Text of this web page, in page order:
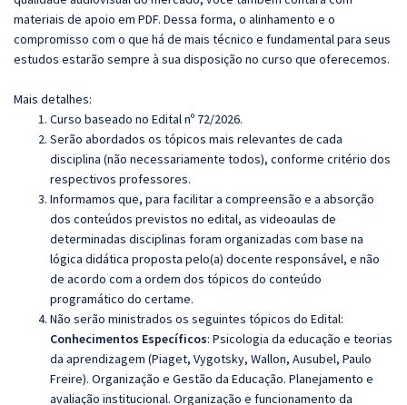
materiais de apoio em PDF. Dessa forma, o alinhamento e o
compromisso com o que há de mais técnico e fundamental para seus
estudos estarão sempre à sua disposição no curso que oferecemos.
Mais detalhes:
Curso baseado no Edital nº 72/2026.
Serão abordados os tópicos mais relevantes de cada
disciplina (não necessariamente todos), conforme critério dos
respectivos professores.
Informamos que, para facilitar a compreensão e a absorção
dos conteúdos previstos no edital, as videoaulas de
determinadas disciplinas foram organizadas com base na
lógica didática proposta pelo(a) docente responsável, e não
de acordo com a ordem dos tópicos do conteúdo
programático do certame.
Não serão ministrados os seguintes tópicos do Edital:
Conhecimentos Específicos: Psicologia da educação e teorias
da aprendizagem (Piaget, Vygotsky, Wallon, Ausubel, Paulo
Freire). Organização e Gestão da Educação. Planejamento e
avaliação institucional. Organização e funcionamento da